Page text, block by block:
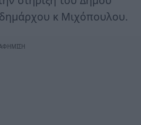
κ Μιχόπουλου.